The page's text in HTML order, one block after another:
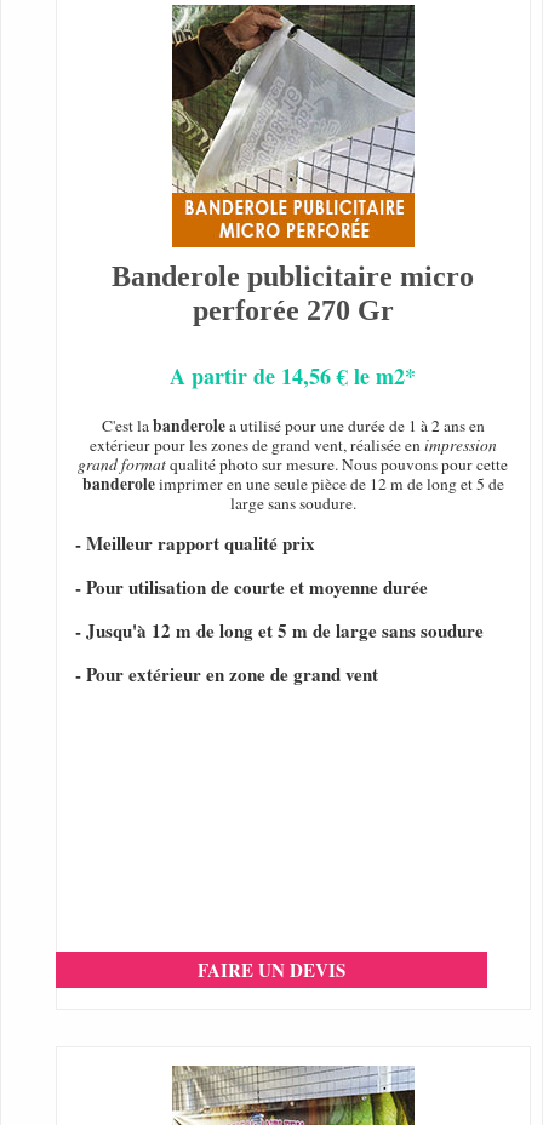
Banderole publicitaire micro
perforée 270 Gr
A partir de 14,56 € le m2*
C'est labanderolea utilisé pour une durée de 1 à 2 ans en
extérieur pour les zones de grand vent, réalisée enimpression
grand formatqualité photo sur mesure. Nous pouvons pour cette
banderoleimprimer en une seule pièce de 12 m de long et 5 de
large sans soudure.
- Meilleur rapport qualité prix
- Pour utilisation de courte et moyenne durée
- Jusqu'à 12 m de long et 5 m de large sans soudure
- Pour extérieur en zone de grand vent
FAIRE UN DEVIS